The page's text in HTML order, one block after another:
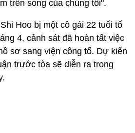
trên sóng của chúng tôi".
Hoo bị một cô gái 22 tuổi tố
4, cảnh sát đã hoàn tất việc
sơ sang viện công tố. Dự kiến
trước tòa sẽ diễn ra trong